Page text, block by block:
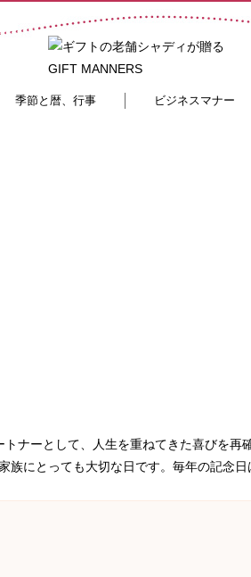
季節と暦、行事 ビジネスマナー
ナーとして、人生を重ねてきた喜びを
にとっても大切な日です。毎年の記念